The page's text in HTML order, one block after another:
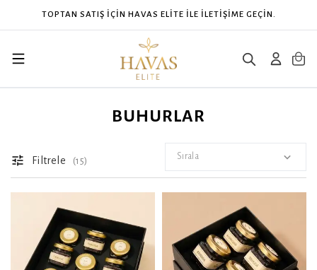
CONTACT HAVAS ELITE FOR WHOLESALE.
BUHURLAR
Filtrele (15) Sırala